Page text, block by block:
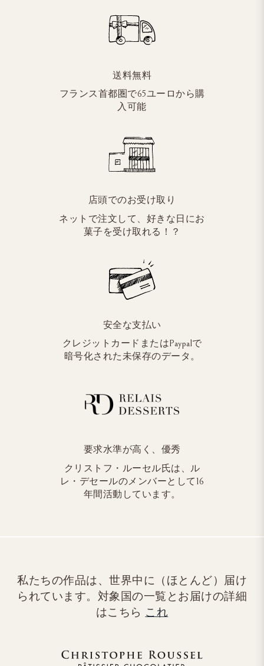
送料無料
フランス首都圏で65ユーロから購
入可能
店頭でのお受け取り
ネットで注文して、好きな日にお
菓子を受け取れる！？
安全な支払い
クレジットカードまたはPaypalで
暗号化された未保存のデータ。
要求水準が高く、優秀
クリストフ・ルーセル氏は、ル
レ・デセールのメンバーとして16
年間活動しています。
私たちの作品は、世界中に（ほとんど）届け
られています。対象国の一覧とお届けの詳細
はこちら これ